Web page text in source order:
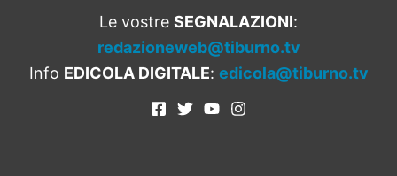
Le vostre SEGNALAZIONI:
redazioneweb@tiburno.tv
Info EDICOLA DIGITALE: edicola@tiburno.tv